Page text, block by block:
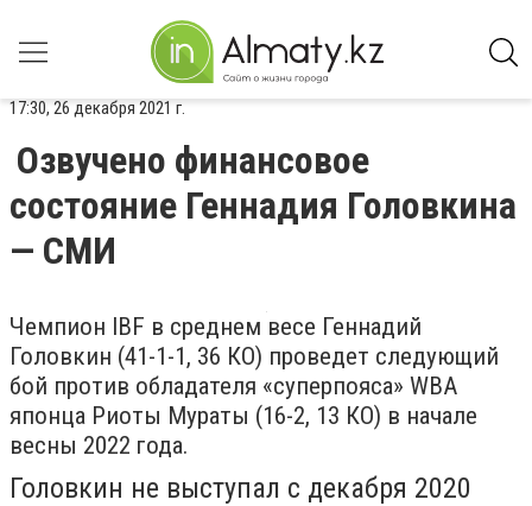
17:30, 26 декабря 2021 г.
Озвучено финансовое
состояние Геннадия Головкина
— СМИ
Чемпион IBF в среднем весе Геннадий
Головкин (41-1-1, 36 КО) проведет следующий
бой против обладателя «суперпояса» WBA
японца Риоты Мураты (16-2, 13 КО) в начале
весны 2022 года.
Головкин не выступал с декабря 2020